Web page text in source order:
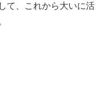
て、これから大いに活